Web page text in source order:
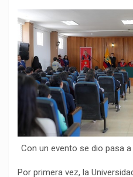
k
p
Con un evento se dio pasa
Por primera vez, la